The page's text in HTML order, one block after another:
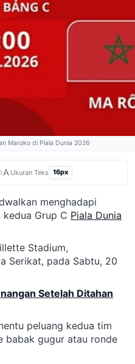
Maroko di Piala Dunia 2026
A Ukuran Teks 16px
menghadapi
Grup C Piala Dunia
Stadium,
Serikat, pada Sabtu, 20
Setelah Ditahan
peluang kedua tim
babak gugur atau ronde